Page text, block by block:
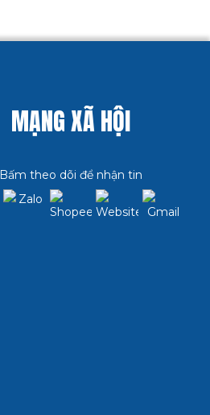
MẠNG XÃ HỘI
Bấm theo dõi để nhận tin